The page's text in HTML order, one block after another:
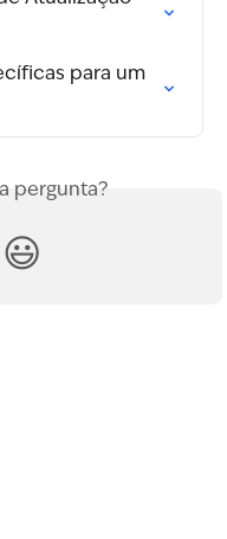
para um
pergunta?
😃